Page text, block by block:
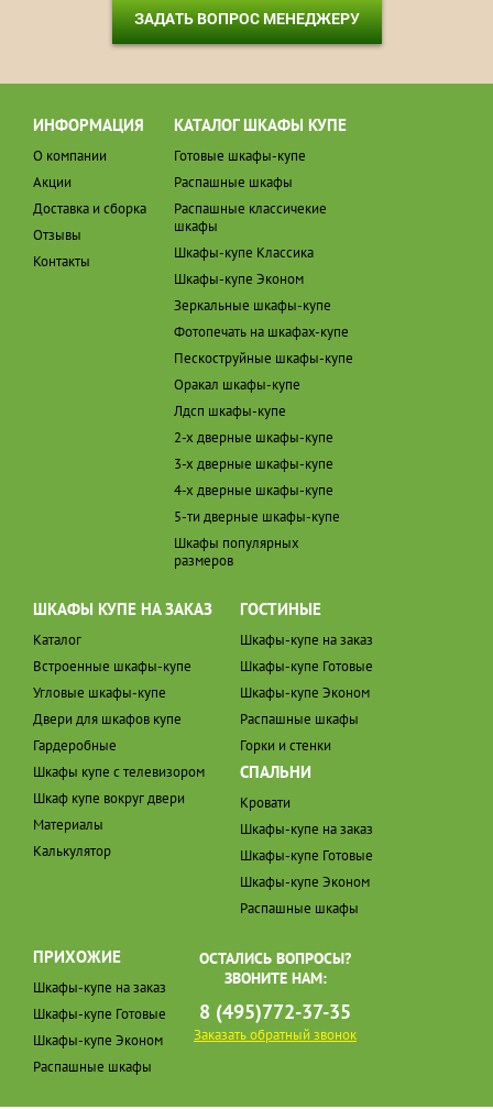
ЗАДАТЬ ВОПРОС МЕНЕДЖЕРУ
ИНФОРМАЦИЯ
О компании
Акции
Доставка и сборка
Отзывы
Контакты
КАТАЛОГ ШКАФЫ КУПЕ
Готовые шкафы-купе
Распашные шкафы
Распашные классичекие
шкафы
Шкафы-купе Классика
Шкафы-купе Эконом
Зеркальные шкафы-купе
Фотопечать на шкафах-купе
Пескоструйные шкафы-купе
Оракал шкафы-купе
Лдсп шкафы-купе
2-х дверные шкафы-купе
3-х дверные шкафы-купе
4-х дверные шкафы-купе
5-ти дверные шкафы-купе
Шкафы популярных
размеров
ШКАФЫ КУПЕ НА ЗАКАЗ
Каталог
Встроенные шкафы-купе
Угловые шкафы-купе
Двери для шкафов купе
Гардеробные
Шкафы купе с телевизором
Шкаф купе вокруг двери
Материалы
Калькулятор
ГОСТИНЫЕ
Шкафы-купе на заказ
Шкафы-купе Готовые
Шкафы-купе Эконом
Распашные шкафы
Горки и стенки
СПАЛЬНИ
Кровати
Шкафы-купе на заказ
Шкафы-купе Готовые
Шкафы-купе Эконом
Распашные шкафы
ПРИХОЖИЕ
Шкафы-купе на заказ
Шкафы-купе Готовые
Шкафы-купе Эконом
Распашные шкафы
ОСТАЛИСЬ ВОПРОСЫ?
ЗВОНИТЕ НАМ:
8 (495)772-37-35
Заказать обратный звонок